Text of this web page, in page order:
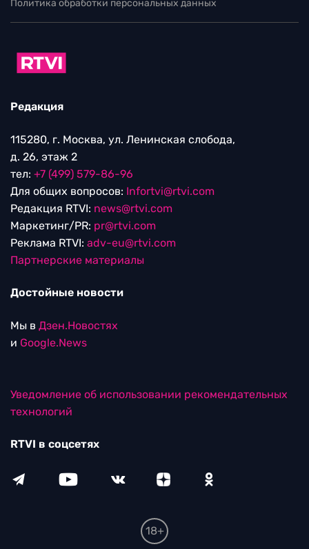
Политика обработки персональных данных
Редакция
115280, г. Москва, ул. Ленинская слобода,
д. 26, этаж 2
тел: +7 (499) 579-86-96
Для общих вопросов: Infortvi@rtvi.com
Редакция RTVI: news@rtvi.com
Маркетинг/PR: pr@rtvi.com
Реклама RTVI: adv-eu@rtvi.com
Партнерские материалы
Достойные новости
Мы в Дзен.Новостях
и Google.News
Уведомление об использовании рекомендательных
технологий
RTVI в соцсетях
18+